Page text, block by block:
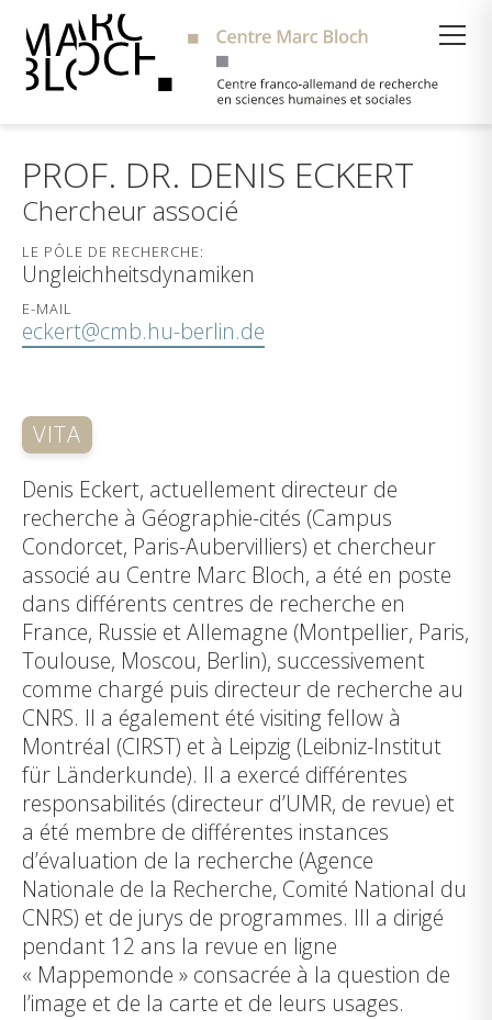
PROF. DR. DENIS ECKERT
Chercheur associé
LE PÔLE DE RECHERCHE:
Ungleichheitsdynamiken
E-MAIL
eckert@cmb.hu-berlin.de
VITA
Denis Eckert, actuellement directeur de
recherche à Géographie-cités (Campus
Condorcet, Paris-Aubervilliers) et chercheur
associé au Centre Marc Bloch, a été en poste
dans différents centres de recherche en
France, Russie et Allemagne (Montpellier, Paris,
Toulouse, Moscou, Berlin), successivement
comme chargé puis directeur de recherche au
CNRS. Il a également été visiting fellow à
Montréal (CIRST) et à Leipzig (Leibniz-Institut
für Länderkunde). Il a exercé différentes
responsabilités (directeur d’UMR, de revue) et
a été membre de différentes instances
d’évaluation de la recherche (Agence
Nationale de la Recherche, Comité National du
CNRS) et de jurys de programmes. IIl a dirigé
pendant 12 ans la revue en ligne
« Mappemonde » consacrée à la question de
l’image et de la carte et de leurs usages.